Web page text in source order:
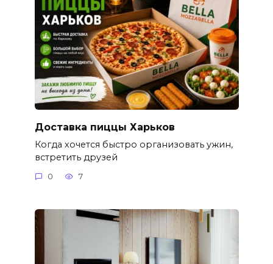
Доставка пиццы Харьков
Когда хочется быстро организовать ужин,
встретить друзей
0 7